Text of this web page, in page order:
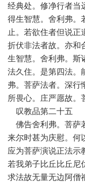
经典处。修净行者当
得生智慧。舍利弗。
止。若欲住者但说正
折伏非法者故。亦和
生智慧。舍利弗。斯
法久住。是第四法。
弗。菩萨法者。深行
所畏心。庄严愿故。
叹教品第二十五
佛告舍利弗。菩萨
来尔时甚为庆慰。何
应为菩萨演说正法示
若我弟子比丘比丘尼
求法故无量无边阿僧